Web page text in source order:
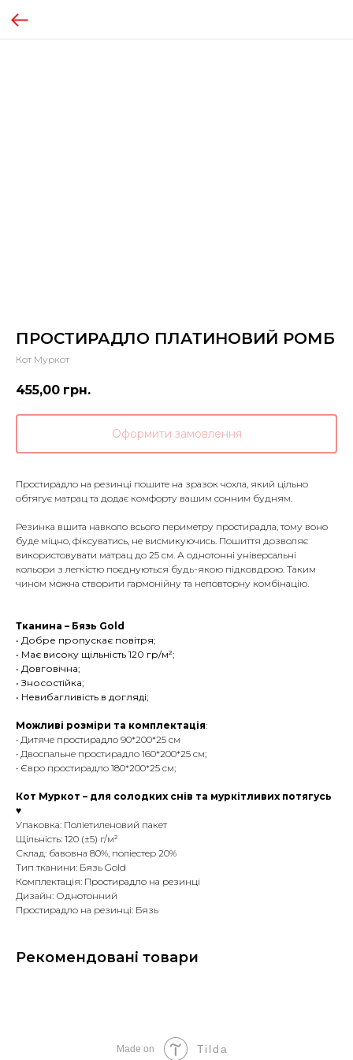
ПРОСТИРАДЛО ПЛАТИНОВИЙ РОМБ
Кот Муркот
455,00 грн.
Оформити замовлення
Простирадло на резинці пошите на зразок чохла, який цільно
обтягує матрац та додає комфорту вашим сонним будням.
Резинка вшита навколо всього периметру простирадла, тому воно
буде міцно, фіксуватись, не висмикуючись. Пошиття дозволяє
використовувати матрац до 25 см. А однотонні універсальні
кольори з легкістю поєднуються будь-якою підковдрою. Таким
чином можна створити гармонійну та неповторну комбінацію.
Тканина – Бязь Gold
• Добре пропускає повітря;
• Має високу щільність 120 гр/м²;
• Довговічна;
• Зносостійка;
• Невибагливість в догляді;
Можливі розміри та комплектація:
• Дитяче простирадло 90*200*25 см
• Двоспальне простирадло 160*200*25 см;
• Євро простирадло 180*200*25 см;
Кот Муркот – для солодких снів та муркітливих потягусь
♥
Упаковка: Поліетиленовий пакет
Щільність: 120 (±5) г/м²
Склад: бавовна 80%, поліестер 20%
Тип тканини: Бязь Gold
Комплектація: Простирадло на резинці
Дизайн: Однотонний
Простирадло на резинці: Бязь
Рекомендовані товари
Made on Tilda